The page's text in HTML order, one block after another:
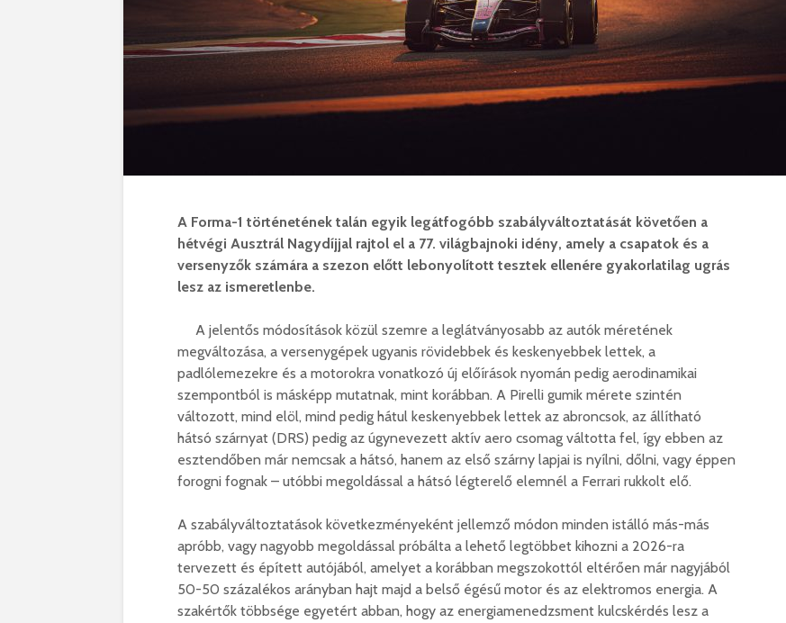
A Forma-1 történetének talán egyik legátfogóbb szabályváltoztatását követően a
hétvégi Ausztrál Nagydíjjal rajtol el a 77. világbajnoki idény, amely a csapatok és a
versenyzők számára a szezon előtt lebonyolított tesztek ellenére gyakorlatilag ugrás
lesz az ismeretlenbe.
A jelentős módosítások közül szemre a leglátványosabb az autók méretének
megváltozása, a versenygépek ugyanis rövidebbek és keskenyebbek lettek, a
padlólemezekre és a motorokra vonatkozó új előírások nyomán pedig aerodinamikai
szempontból is másképp mutatnak, mint korábban. A Pirelli gumik mérete szintén
változott, mind elöl, mind pedig hátul keskenyebbek lettek az abroncsok, az állítható
hátsó szárnyat (DRS) pedig az úgynevezett aktív aero csomag váltotta fel, így ebben az
esztendőben már nemcsak a hátsó, hanem az első szárny lapjai is nyílni, dőlni, vagy éppen
forogni fognak – utóbbi megoldással a hátsó légterelő elemnél a Ferrari rukkolt elő.
A szabályváltoztatások következményeként jellemző módon minden istálló más-más
apróbb, vagy nagyobb megoldással próbálta a lehető legtöbbet kihozni a 2026-ra
tervezett és épített autójából, amelyet a korábban megszokottól eltérően már nagyjából
50-50 százalékos arányban hajt majd a belső égésű motor és az elektromos energia. A
szakértők többsége egyetért abban, hogy az energiamenedzsment kulcskérdés lesz a